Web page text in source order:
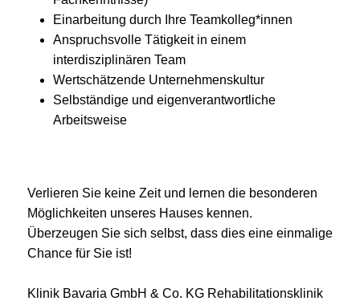
Einarbeitung durch Ihre Teamkolleg*innen
Anspruchsvolle Tätigkeit in einem
interdisziplinären Team
Wertschätzende Unternehmenskultur
Selbständige und eigenverantwortliche
Arbeitsweise
Verlieren Sie keine Zeit und lernen die besonderen
Möglichkeiten unseres Hauses kennen.
Überzeugen Sie sich selbst, dass dies eine einmalige
Chance für Sie ist!
Klinik Bavaria GmbH & Co. KG Rehabilitationsklinik